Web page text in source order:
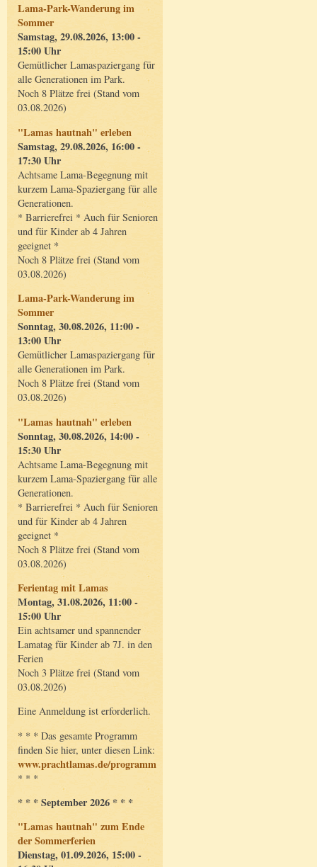
Lama-Park-Wanderung im
Sommer
Samstag, 29.08.2026, 13:00 -
15:00 Uhr
Gemütlicher Lamaspaziergang für
alle Generationen im Park.
Noch 8 Plätze frei (Stand vom
03.08.2026)
"Lamas hautnah" erleben
Samstag, 29.08.2026, 16:00 -
17:30 Uhr
Achtsame Lama-Begegnung mit
kurzem Lama-Spaziergang für alle
Generationen.
* Barrierefrei * Auch für Senioren
und für Kinder ab 4 Jahren
geeignet *
Noch 8 Plätze frei (Stand vom
03.08.2026)
Lama-Park-Wanderung im
Sommer
Sonntag, 30.08.2026, 11:00 -
13:00 Uhr
Gemütlicher Lamaspaziergang für
alle Generationen im Park.
Noch 8 Plätze frei (Stand vom
03.08.2026)
"Lamas hautnah" erleben
Sonntag, 30.08.2026, 14:00 -
15:30 Uhr
Achtsame Lama-Begegnung mit
kurzem Lama-Spaziergang für alle
Generationen.
* Barrierefrei * Auch für Senioren
und für Kinder ab 4 Jahren
geeignet *
Noch 8 Plätze frei (Stand vom
03.08.2026)
Ferientag mit Lamas
Montag, 31.08.2026, 11:00 -
15:00 Uhr
Ein achtsamer und spannender
Lamatag für Kinder ab 7J. in den
Ferien
Noch 3 Plätze frei (Stand vom
03.08.2026)
Eine Anmeldung ist erforderlich.
* * * Das gesamte Programm
finden Sie hier, unter diesen Link:
www.prachtlamas.de/programm
* * *
* * * September 2026 * * *
"Lamas hautnah" zum Ende
der Sommerferien
Dienstag, 01.09.2026, 15:00 -